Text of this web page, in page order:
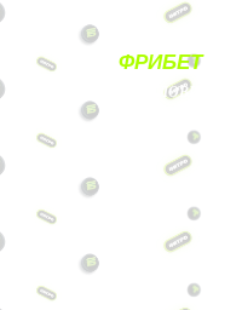
ФРИБЕТ
БЕЗ УСЛОВИЙ